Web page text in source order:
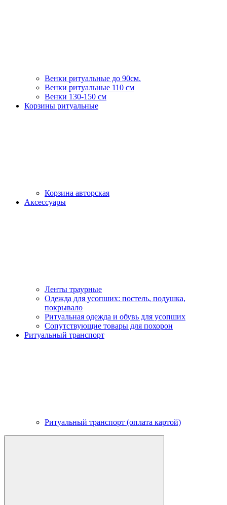
Венки ритуальные до 90см.
Венки ритуальные 110 см
Венки 130-150 см
Корзины ритуальные
Корзина авторская
Аксессуары
Ленты траурные
Одежда для усопших: постель, подушка,
покрывало
Ритуальная одежда и обувь для усопших
Сопутствующие товары для похорон
Ритуальный транспорт
Ритуальный транспорт (оплата картой)